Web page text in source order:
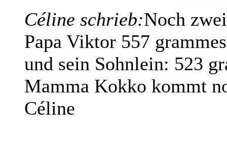
Céline schrieb:Noch
Papa Viktor 557
und sein Sohnlein: 523
Mamma Kokko kommt
Céline